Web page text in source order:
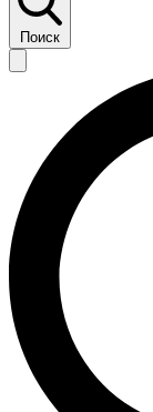
Поиск